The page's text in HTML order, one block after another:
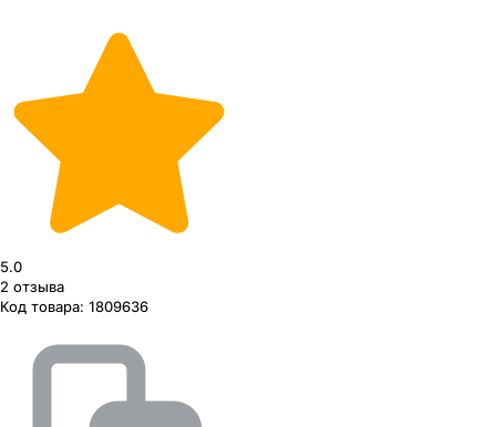
5.0
2 отзыва
Код товара: 1809636